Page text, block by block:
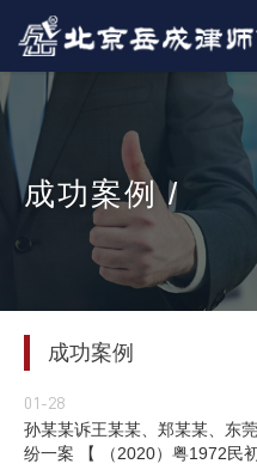
成功案例 /
成功案例
01-28
孙某某诉王某某、郑某某、东
纷一案 【 （2020）粤1972民初